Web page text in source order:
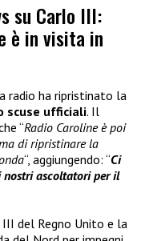
su Carlo III:
è in visita in
radio ha ripristinato la
scuse ufficiali. Il
“Radio Caroline è poi
di ripristinare la
“, aggiungendo: “Ci
nostri ascoltatori per il
III del Regno Unito e la